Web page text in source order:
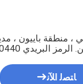
، منطقة باييون ،
البريدي 510440
ﺎﺘﺼﻟ ﺍﻶﻧ